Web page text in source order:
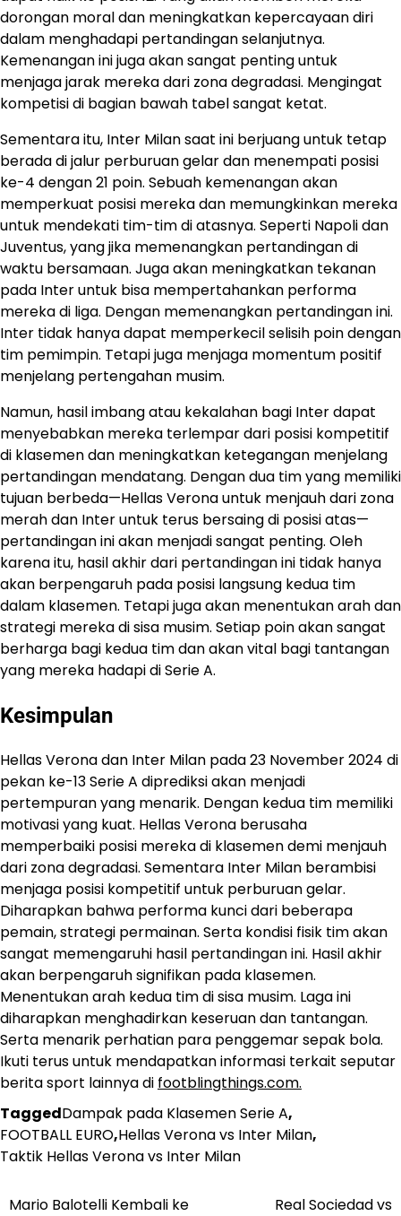
dorongan moral dan meningkatkan kepercayaan diri
dalam menghadapi pertandingan selanjutnya.
Kemenangan ini juga akan sangat penting untuk
menjaga jarak mereka dari zona degradasi. Mengingat
kompetisi di bagian bawah tabel sangat ketat.
Sementara itu, Inter Milan saat ini berjuang untuk tetap
berada di jalur perburuan gelar dan menempati posisi
ke-4 dengan 21 poin. Sebuah kemenangan akan
memperkuat posisi mereka dan memungkinkan mereka
untuk mendekati tim-tim di atasnya. Seperti Napoli dan
Juventus, yang jika memenangkan pertandingan di
waktu bersamaan. Juga akan meningkatkan tekanan
pada Inter untuk bisa mempertahankan performa
mereka di liga. Dengan memenangkan pertandingan ini.
Inter tidak hanya dapat memperkecil selisih poin dengan
tim pemimpin. Tetapi juga menjaga momentum positif
menjelang pertengahan musim.
Namun, hasil imbang atau kekalahan bagi Inter dapat
menyebabkan mereka terlempar dari posisi kompetitif
di klasemen dan meningkatkan ketegangan menjelang
pertandingan mendatang. Dengan dua tim yang memiliki
tujuan berbeda—Hellas Verona untuk menjauh dari zona
merah dan Inter untuk terus bersaing di posisi atas—
pertandingan ini akan menjadi sangat penting. Oleh
karena itu, hasil akhir dari pertandingan ini tidak hanya
akan berpengaruh pada posisi langsung kedua tim
dalam klasemen. Tetapi juga akan menentukan arah dan
strategi mereka di sisa musim. Setiap poin akan sangat
berharga bagi kedua tim dan akan vital bagi tantangan
yang mereka hadapi di Serie A.
Kesimpulan
Hellas Verona dan Inter Milan pada 23 November 2024 di
pekan ke-13 Serie A diprediksi akan menjadi
pertempuran yang menarik. Dengan kedua tim memiliki
motivasi yang kuat. Hellas Verona berusaha
memperbaiki posisi mereka di klasemen demi menjauh
dari zona degradasi. Sementara Inter Milan berambisi
menjaga posisi kompetitif untuk perburuan gelar.
Diharapkan bahwa performa kunci dari beberapa
pemain, strategi permainan. Serta kondisi fisik tim akan
sangat memengaruhi hasil pertandingan ini. ​Hasil akhir
akan berpengaruh signifikan pada klasemen.
Menentukan arah kedua tim di sisa musim.​ Laga ini
diharapkan menghadirkan keseruan dan tantangan.
Serta menarik perhatian para penggemar sepak bola.
Ikuti terus untuk mendapatkan informasi terkait seputar
berita sport lainnya di footblingthings.com.
TaggedDampak pada Klasemen Serie A,
FOOTBALL EURO,Hellas Verona vs Inter Milan,
Taktik Hellas Verona vs Inter Milan
Post
Mario Balotelli Kembali ke
Real Sociedad vs